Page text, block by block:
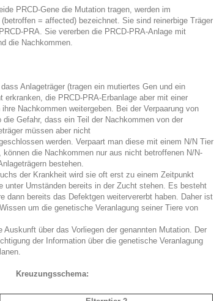
PRCD-Gene die Mutation tragen, werden im
= affected) bezeichnet. Sie sind reinerbige Träger
PRA. Sie vererben die PRCD-PRA-Anlage mit
die Nachkommen.
Anlageträger (tragen ein mutiertes Gen und ein
erkranken, die PRCD-PRA-Erbanlage aber mit einer
Nachkommen weitergeben. Bei der Verpaarung von
Gefahr, dass ein Teil der Nachkommen von der
müssen aber nicht
werden. Verpaart man diese mit einem N/N Tier
können die Nachkommen nur aus nicht betroffenen N/N-
bestehen.
der Krankheit wird sie oft erst zu einem Zeitpunkt
unter Umständen bereits in der Zucht stehen. Es besteht
dann bereits das Defektgen weitervererbt haben. Daher ist
um die genetische Veranlagung seiner Tiere von
Auskunft über das Vorliegen der genannten Mutation. Der
der Information über die genetische Veranlagung
Kreuzungsschema: